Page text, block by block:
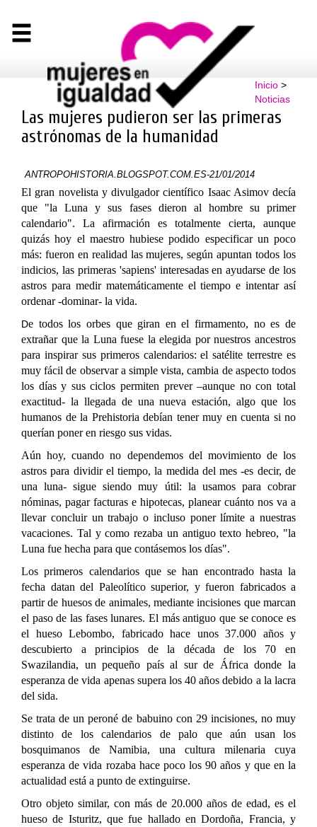
Inicio>
Noticias
Las mujeres pudieron ser las primeras
astrónomas de la humanidad
ANTROPOHISTORIA.BLOGSPOT.COM.ES-21/01/2014
El gran novelista y divulgador científico Isaac Asimov decía
que "la Luna y sus fases dieron al hombre su primer
calendario". La afirmación es totalmente cierta, aunque
quizás hoy el maestro hubiese podido especificar un poco
más: fueron en realidad las mujeres, según apuntan todos los
indicios, las primeras 'sapiens' interesadas en ayudarse de los
astros para medir matemáticamente el tiempo e intentar así
ordenar -dominar- la vida.
De todos los orbes que giran en el firmamento, no es de
extrañar que la Luna fuese la elegida por nuestros ancestros
para inspirar sus primeros calendarios: el satélite terrestre es
muy fácil de observar a simple vista, cambia de aspecto todos
los días y sus ciclos permiten prever –aunque no con total
exactitud- la llegada de una nueva estación, algo que los
humanos de la Prehistoria debían tener muy en cuenta si no
querían poner en riesgo sus vidas.
Aún hoy, cuando no dependemos del movimiento de los
astros para dividir el tiempo, la medida del mes -es decir, de
una luna- sigue siendo muy útil: la usamos para cobrar
nóminas, pagar facturas e hipotecas, planear cuánto nos va a
llevar concluir un trabajo o incluso poner límite a nuestras
vacaciones. Tal y como rezaba un antiguo texto hebreo, "la
Luna fue hecha para que contásemos los días".
Los primeros calendarios que se han encontrado hasta la
fecha datan del Paleolítico superior, y fueron fabricados a
partir de huesos de animales, mediante incisiones que marcan
el paso de las fases lunares. El más antiguo que se conoce es
el hueso Lebombo, fabricado hace unos 37.000 años y
descubierto a principios de la década de los 70 en
Swazilandia, un pequeño país al sur de África donde la
esperanza de vida apenas supera los 40 años debido a la lacra
del sida.
Se trata de un peroné de babuino con 29 incisiones, no muy
distinto de los calendarios de palo que aún usan los
bosquimanos de Namibia, una cultura milenaria cuya
esperanza de vida rozaba hace poco los 90 años y que en la
actualidad está a punto de extinguirse.
Otro objeto similar, con más de 20.000 años de edad, es el
hueso de Isturitz, que fue hallado en Dordoña, Francia, y